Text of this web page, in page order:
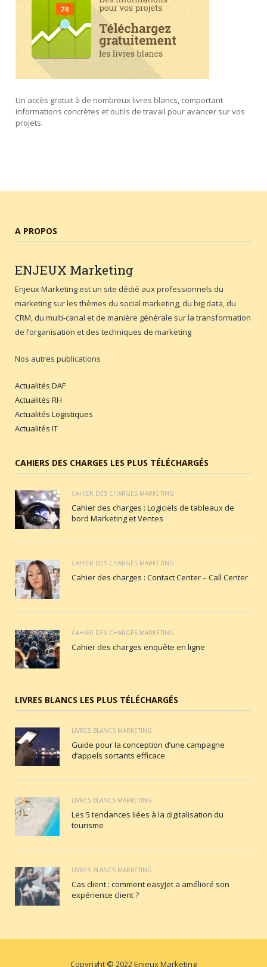
Un accès gratuit à de nombreux livres blancs, comportant
informations concrètes et outils de travail pour avancer sur vos
projets.
A PROPOS
ENJEUX Marketing
Enjeux Marketing est un site dédié aux professionnels du
marketing sur les thèmes du social marketing, du big data, du
CRM, du multi-canal et de manière générale sur la transformation
de l’organisation et des techniques de marketing
Nos autres publications
Actualités DAF
Actualités RH
Actualités Logistiques
Actualités IT
CAHIERS DES CHARGES LES PLUS TÉLÉCHARGÉS
CAHIER DES CHARGES MARKETING
Cahier des charges : Logiciels de tableaux de
bord Marketing et Ventes
CAHIER DES CHARGES MARKETING
Cahier des charges : Contact Center – Call Center
CAHIER DES CHARGES MARKETING
Cahier des charges enquête en ligne
LIVRES BLANCS LES PLUS TÉLÉCHARGÉS
LIVRES BLANCS MARKETING
Guide pour la conception d’une campagne
d’appels sortants efficace
LIVRES BLANCS MARKETING
Les 5 tendances liées à la digitalisation du
tourisme
LIVRES BLANCS MARKETING
Cas client : comment easyJet a amélioré son
expérience client ?
Copyright © 2022 Enjeux Marketing